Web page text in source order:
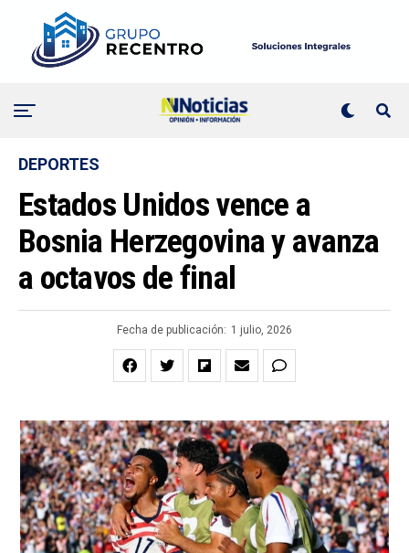
DEPORTES
Estados Unidos vence a
Bosnia Herzegovina y avanza
a octavos de final
Fecha de publicación: 1 julio, 2026